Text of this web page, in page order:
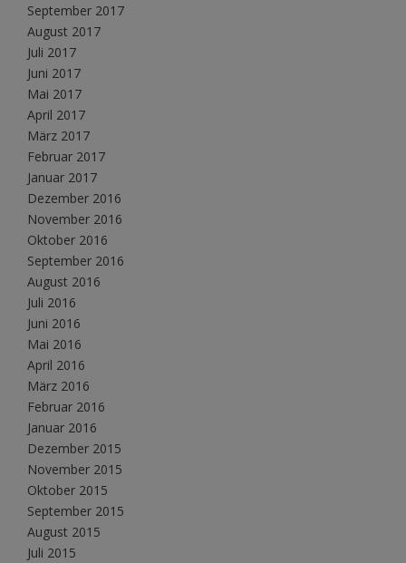
September 2017
August 2017
Juli 2017
Juni 2017
Mai 2017
April 2017
März 2017
Februar 2017
Januar 2017
Dezember 2016
November 2016
Oktober 2016
September 2016
August 2016
Juli 2016
Juni 2016
Mai 2016
April 2016
März 2016
Februar 2016
Januar 2016
Dezember 2015
November 2015
Oktober 2015
September 2015
August 2015
Juli 2015